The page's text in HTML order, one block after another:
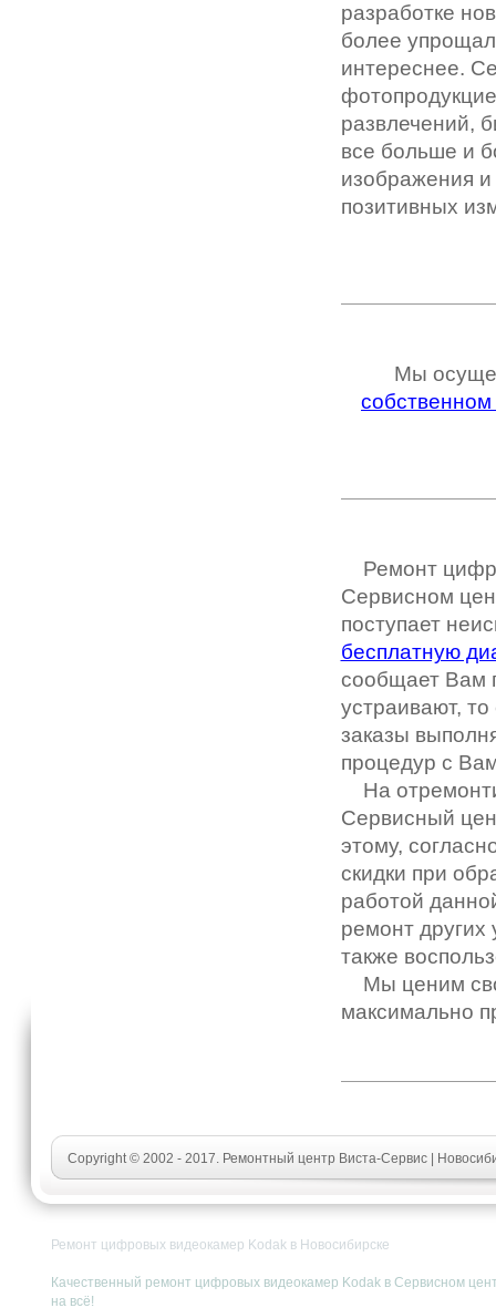
разработке
более
интереснее.
развлечений,
все больше и
изображения
позитивных
Мы
Ремонт
Сервисном
поступает
бесплатную
сообщает Вам
устраивают,
заказы
процедур с
На
Сервисный
этому,
скидки при
работой
ремонт других
также
Мы ценим
максимально
Copyright © 2002 - 2017. Ремонтный центр Виста-Сервис |
Ремонт цифровых видеокамер Kodak в Новосибирске
Качественный ремонт цифровых видеокамер Kodak в Сервисном
на всё!